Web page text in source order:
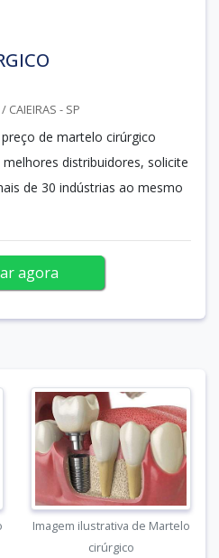
CAIEIRAS - SP
de martelo cirúrgico
distribuidores, solicite
de 30 indústrias ao mesmo
agora
Imagem ilustrativa de Martelo
cirúrgico